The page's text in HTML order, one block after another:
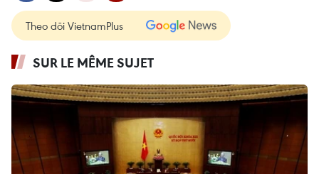
Theo dõi VietnamPlus
SUR LE MÊME SUJET